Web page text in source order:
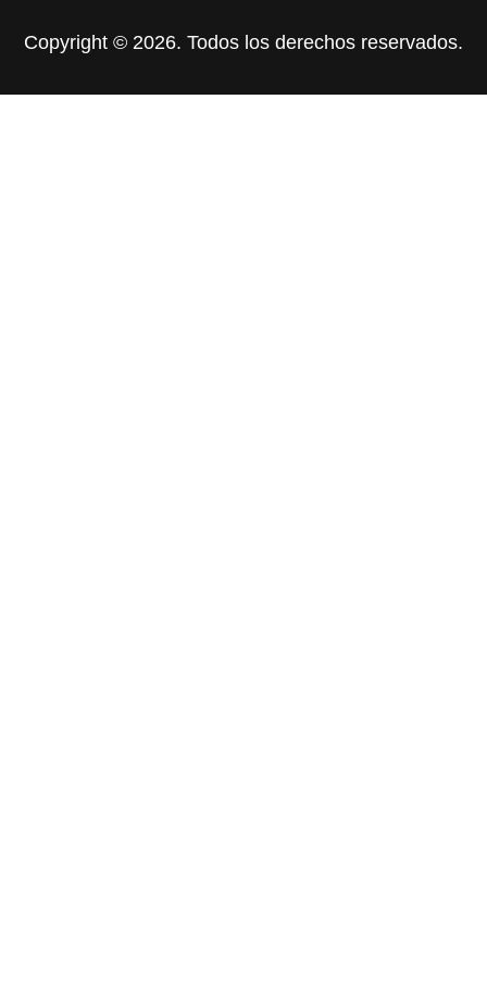
Copyright © 2026. Todos los derechos reservados.